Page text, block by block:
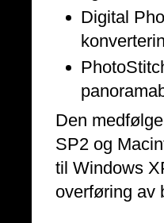
Digital
Den
SP2 og
til Windows
overføring av